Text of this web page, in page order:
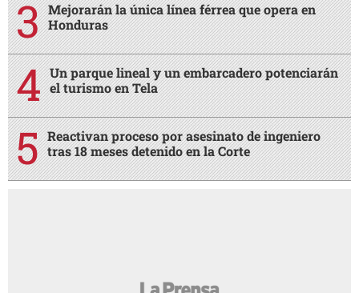
Mejorarán la única línea férrea que opera en
Honduras
Un parque lineal y un embarcadero potenciarán
el turismo en Tela
Reactivan proceso por asesinato de ingeniero
tras 18 meses detenido en la Corte